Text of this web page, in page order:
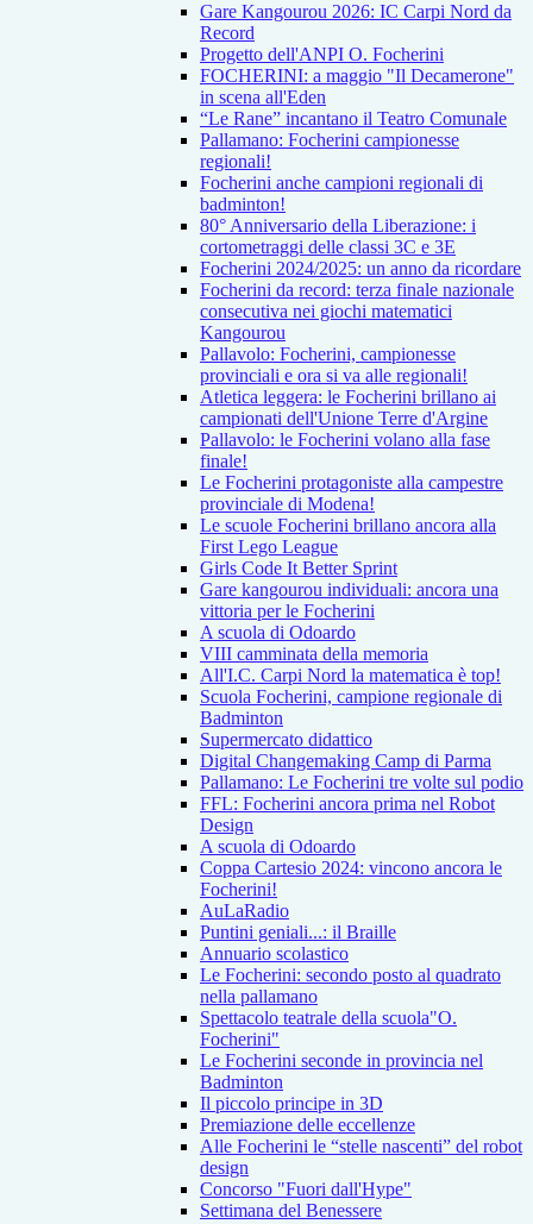
Gare Kangourou 2026: IC Carpi Nord da
Record
Progetto dell'ANPI O. Focherini
FOCHERINI: a maggio "Il Decamerone"
in scena all'Eden
“Le Rane” incantano il Teatro Comunale
Pallamano: Focherini campionesse
regionali!
Focherini anche campioni regionali di
badminton!
80° Anniversario della Liberazione: i
cortometraggi delle classi 3C e 3E
Focherini 2024/2025: un anno da ricordare
Focherini da record: terza finale nazionale
consecutiva nei giochi matematici
Kangourou
Pallavolo: Focherini, campionesse
provinciali e ora si va alle regionali!
Atletica leggera: le Focherini brillano ai
campionati dell'Unione Terre d'Argine
Pallavolo: le Focherini volano alla fase
finale!
Le Focherini protagoniste alla campestre
provinciale di Modena!
Le scuole Focherini brillano ancora alla
First Lego League
Girls Code It Better Sprint
Gare kangourou individuali: ancora una
vittoria per le Focherini
A scuola di Odoardo
VIII camminata della memoria
All'I.C. Carpi Nord la matematica è top!
Scuola Focherini, campione regionale di
Badminton
Supermercato didattico
Digital Changemaking Camp di Parma
Pallamano: Le Focherini tre volte sul podio
FFL: Focherini ancora prima nel Robot
Design
A scuola di Odoardo
Coppa Cartesio 2024: vincono ancora le
Focherini!
AuLaRadio
Puntini geniali...: il Braille
Annuario scolastico
Le Focherini: secondo posto al quadrato
nella pallamano
Spettacolo teatrale della scuola"O.
Focherini"
Le Focherini seconde in provincia nel
Badminton
Il piccolo principe in 3D
Premiazione delle eccellenze
Alle Focherini le “stelle nascenti” del robot
design
Concorso "Fuori dall'Hype"
Settimana del Benessere